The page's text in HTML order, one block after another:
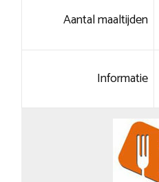
Aantal maaltijden
Informatie